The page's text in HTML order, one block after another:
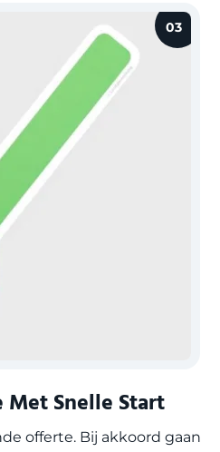
03
Snelle Start
offerte. Bij akkoord gaan